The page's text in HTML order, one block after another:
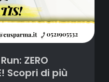
ZERO
Scopri di più